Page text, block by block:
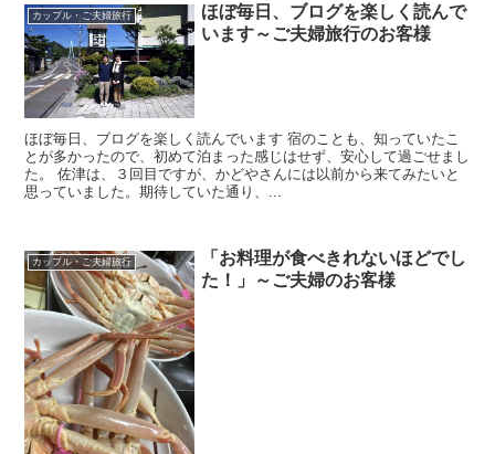
カップル・ご夫婦旅行
ほぼ毎日、ブログを楽しく読んで
います～ご夫婦旅行のお客様
ほぼ毎日、ブログを楽しく読んでいます 宿のことも、知っていたこ
とが多かったので、初めて泊まった感じはせず、安心して過ごせまし
た。 佐津は、３回目ですが、かどやさんには以前から来てみたいと
思っていました。期待していた通り、...
カップル・ご夫婦旅行
「お料理が食べきれないほどでし
た！」～ご夫婦のお客様